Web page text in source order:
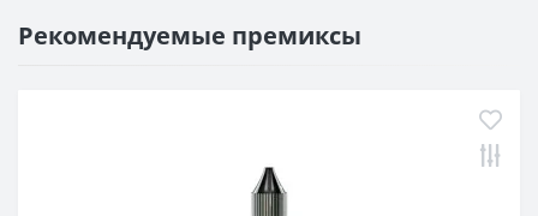
Рекомендуемые премиксы